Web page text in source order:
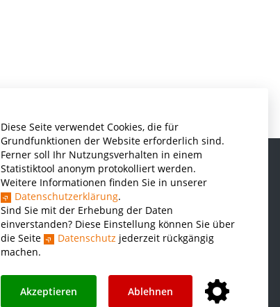
Diese Seite verwendet Cookies, die für
Grundfunktionen der Website erforderlich sind.
Ferner soll Ihr Nutzungsverhalten in einem
Statistiktool anonym protokolliert werden.
Weitere Informationen finden Sie in unserer
Datenschutzerklärung.
Sind Sie mit der Erhebung der Daten
einverstanden? Diese Einstellung können Sie über
die Seite
Datenschutz jederzeit rückgängig
machen.
Akzeptieren Ablehnen
Informatik und Wirtschaftsinformatik
Kunststofftechnik und Vermessung
Maschinenbau
THWS Business School